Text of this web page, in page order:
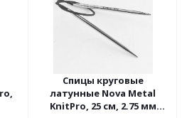
Спицы круговые
латунные Nova Metal
KnitPro, 25 см, 2.75 мм